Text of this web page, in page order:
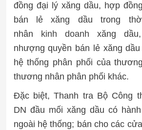
đồng đại lý xăng dầu, hợp
bán lẻ xăng dầu trong
nhân
kinh doanh xăng
nhượng quyền bán lẻ xăng
hệ thống phân phối của
thương nhân phân phối khác.
Đặc biệt, Thanh tra Bộ Công
DN đầu mối xăng dầu có
ngoài hệ thống; bán cho các